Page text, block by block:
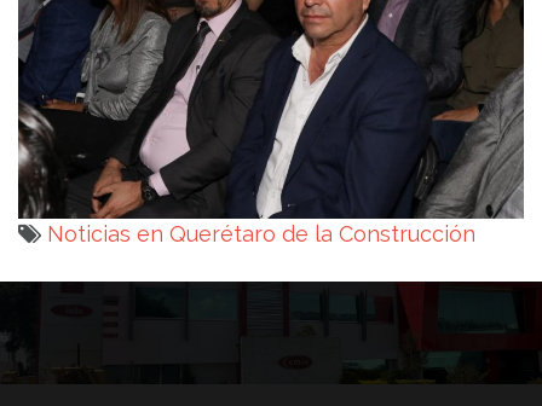
Noticias en Querétaro de la Construcción
entradas